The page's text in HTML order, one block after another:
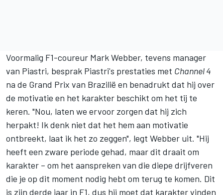
Voormalig F1-coureur Mark Webber, tevens manager
van Piastri, besprak Piastri's prestaties met Channel 4
na de Grand Prix van Brazilië en benadrukt dat hij over
de motivatie en het karakter beschikt om het tij te
keren. "Nou, laten we ervoor zorgen dat hij zich
herpakt! Ik denk niet dat het hem aan motivatie
ontbreekt, laat ik het zo zeggen", legt Webber uit. "Hij
heeft een zware periode gehad, maar dit draait om
karakter – om het aanspreken van die diepe drijfveren
die je op dit moment nodig hebt om terug te komen. Dit
is zijn derde jaar in F1, dus hij moet dat karakter vinden